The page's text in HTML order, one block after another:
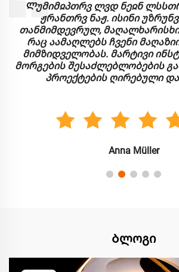
Ლუმიმჲპთრვ ლვდ ნეჲნ
ჟრანთრვ ნაჟ. ისინი
თანმიმდევრულ,
რაც აამაღლებს ჩვენი
მიმზიდველობას. მარტივი
მორგების შესაძლებლობების
პროექტების ღირებული
Anna Müller
Ბლოგი